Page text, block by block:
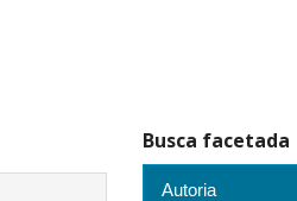
Busca facetada
Autoria